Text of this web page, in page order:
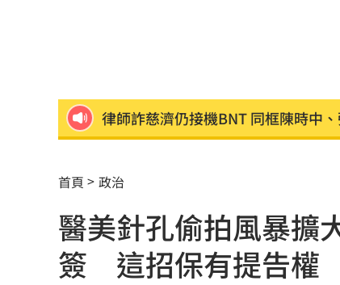
律師詐慈濟仍接機BNT 同框陳時中
國一生持掃把打女老師！視網膜受損
女星授權AI短劇 「裙下仰拍視角」
防代刀！衛福部祭新規：醫材商嚴禁
首頁 政治
醫美針孔偷拍風暴擴
簽 這招保有提告權